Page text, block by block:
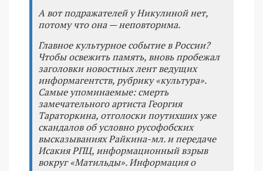
А вот подражателей у Никулиной нет,
потому что она — неповторима.
Главное культурное событие в России?
Чтобы освежить память, вновь пробежал
заголовки новостных лент ведущих
информагентств, рубрику «культура».
Самые упоминаемые: смерть
замечательного артиста Георгия
Тараторкина, отголоски поутихших уже
скандалов об условно русофобских
высказываниях Райкина-мл. и передаче
Исакия РПЦ, информационный взрыв
вокруг «Матильды». Информация о